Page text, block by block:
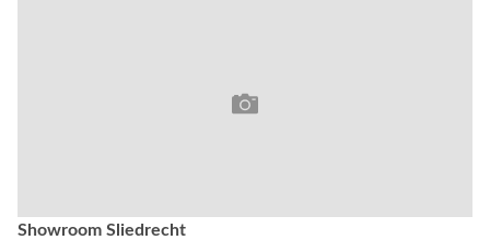
Showroom Sliedrecht